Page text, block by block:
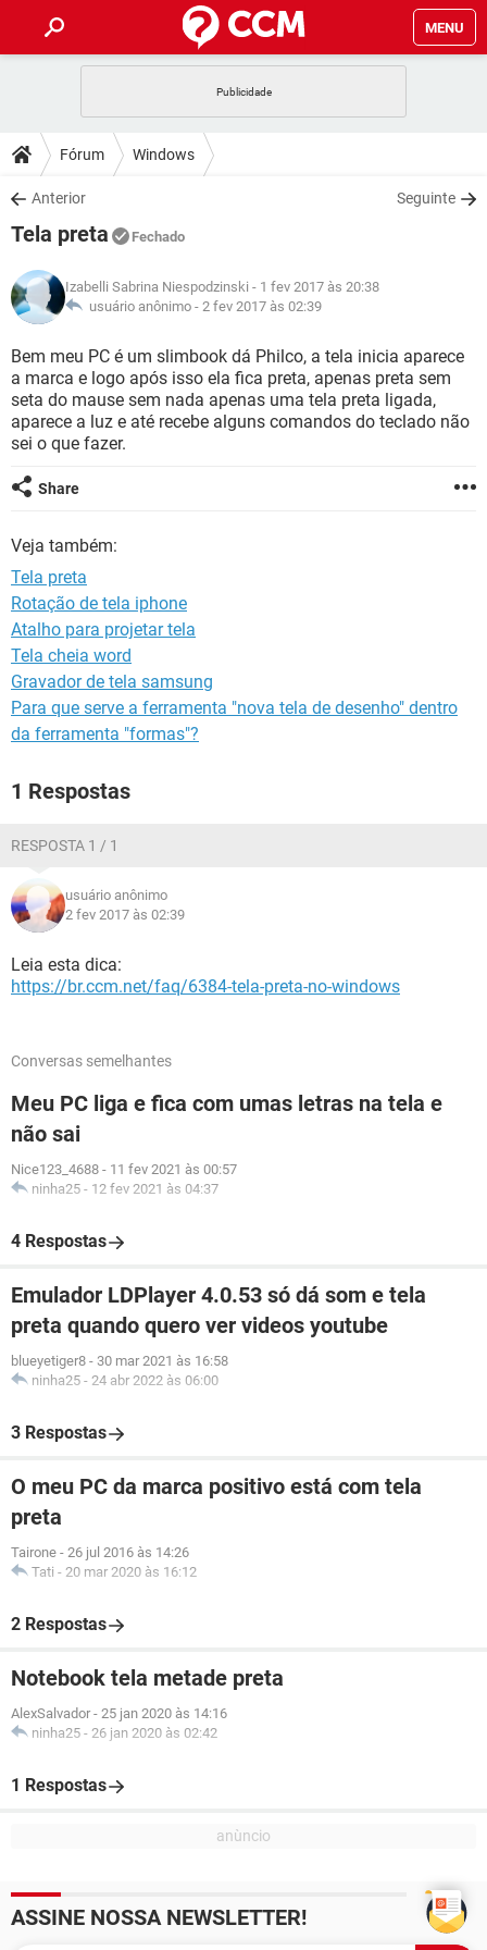
MENU
CELULAR
OUTLOOK
INSTAGRAM
GUIA DE COMPRAS
DICAS
JOGOS
INSTAGRAM GMAIL
GUIA DE COMPRAS
DOWNLOADS
JOGOS
CELULAR
OUTLOOK EXCEL
INSTAGRAM GMAIL
GUIA DE COMPRAS
FÓRUM
JOGOS WHATSAPP
CELULAR
OUTLOOK EXCEL
INSTAGRAM GMAIL
GUIA DE COMPRAS
GLOSSÁRIO
WHATSAPP
CELULAR FACEBOOK
OUTLOOK EXCEL
INSTAGRAM
GUIA DE COMPRAS
Fórum Windows
Anterior Seguinte
Tela preta Fechado
Izabelli Sabrina Niespodzinski - 1 fev 2017 às 20:38
usuário anônimo - 2 fev 2017 às 02:39
Bem meu PC é um slimbook dá Philco, a tela inicia aparece
a marca e logo após isso ela fica preta, apenas preta sem
seta do mause sem nada apenas uma tela preta ligada,
aparece a luz e até recebe alguns comandos do teclado não
sei o que fazer.
Share
Veja também:
Tela preta
Rotação de tela iphone
Atalho para projetar tela
Tela cheia word
Gravador de tela samsung
Para que serve a ferramenta "nova tela de desenho" dentro
da ferramenta "formas"?
1 Respostas
RESPOSTA 1 / 1
usuário anônimo
2 fev 2017 às 02:39
Leia esta dica:
https://br.ccm.net/faq/6384-tela-preta-no-windows
Conversas semelhantes
Meu PC liga e fica com umas letras na tela e
não sai
Nice123_4688 - 11 fev 2021 às 00:57
ninha25 - 12 fev 2021 às 04:37
4 Respostas
Emulador LDPlayer 4.0.53 só dá som e tela
preta quando quero ver videos youtube
blueyetiger8 - 30 mar 2021 às 16:58
ninha25 - 24 abr 2022 às 06:00
3 Respostas
O meu PC da marca positivo está com tela
preta
Tairone - 26 jul 2016 às 14:26
Tati - 20 mar 2020 às 16:12
2 Respostas
Notebook tela metade preta
AlexSalvador - 25 jan 2020 às 14:16
ninha25 - 26 jan 2020 às 02:42
1 Respostas
ASSINE NOSSA NEWSLETTER!